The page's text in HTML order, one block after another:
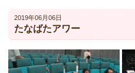
2019年06月06日
たなばたアワー